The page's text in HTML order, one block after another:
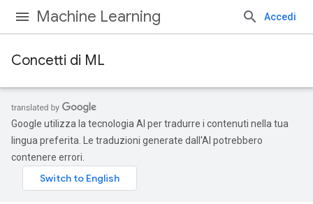
Machine Learning Accedi
Concetti di ML
Google utilizza la tecnologia AI per tradurre i contenuti nella tua
lingua preferita. Le traduzioni generate dall'AI potrebbero
contenere errori.